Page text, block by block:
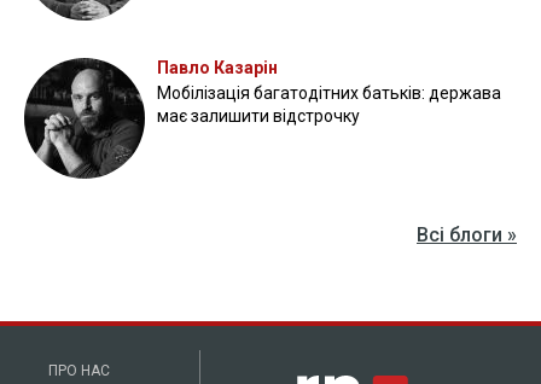
Павло Казарін
Мобілізація багатодітних батьків: держава
має залишити відстрочку
Всі блоги »
ПРО НАС